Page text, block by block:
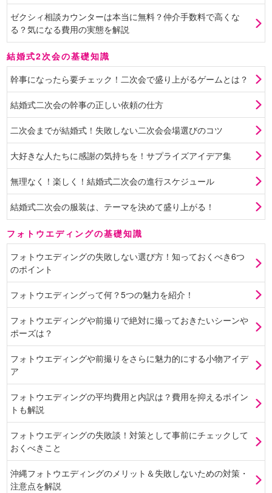
ゼクシィ相談カウンターは本当に無料？仲介手数料で高くな
る？気になる費用の実態を解説
結婚式2次会の基礎知識
幹事になったら要チェック！二次会で盛り上がるゲームとは？
結婚式二次会の幹事の正しい依頼の仕方
二次会までが結婚式！失敗しない二次会会場選びのコツ
大好きな人たちに感謝の気持ちを！サプライズアイデア集
無理なく！楽しく！結婚式二次会の進行スケジュール
結婚式二次会の服装は、テーマを決めて盛り上がる！
フォトウエディングの基礎知識
フォトウエディングの失敗しない選び方！知っておくべき6つ
のポイント
フォトウエディングって何？5つの魅力を紹介！
フォトウエディングや前撮りで絶対に撮っておきたいシーンや
ポーズは？
フォトウエディングや前撮りをさらに魅力的にする小物アイデ
ア
フォトウエディングの平均費用と内訳は？費用を抑えるポイン
トも解説
フォトウエディングの失敗談！対策として事前にチェックして
おくべきこと
沖縄フォトウエディングのメリット＆失敗しないための対策・
注意点を解説